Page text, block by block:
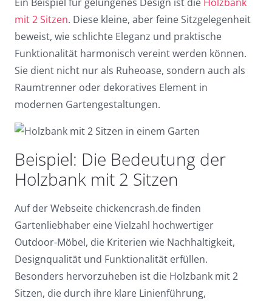
mit 2 Sitzen. Diese kleine, aber feine Sitzgelegenheit
beweist, wie schlichte Eleganz und praktische
Funktionalität harmonisch vereint werden können.
Sie dient nicht nur als Ruheoase, sondern auch als
Raumtrenner oder dekoratives Element in
modernen Gartengestaltungen.
Beispiel: Die Bedeutung der
Holzbank mit 2 Sitzen
Auf der Webseite chickencrash.de finden
Gartenliebhaber eine Vielzahl hochwertiger
Outdoor-Möbel, die Kriterien wie Nachhaltigkeit,
Designqualität und Funktionalität erfüllen.
Besonders hervorzuheben ist die Holzbank mit 2
Sitzen, die durch ihre klare Linienführung,